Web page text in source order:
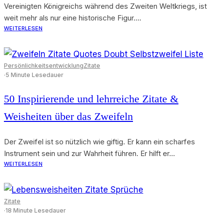
Vereinigten Königreichs während des Zweiten Weltkriegs, ist
weit mehr als nur eine historische Figur....
WEITERLESEN
PersönlichkeitsentwicklungZitate
·5 Minute Lesedauer
50 Inspirierende und lehrreiche Zitate &
Weisheiten über das Zweifeln
Der Zweifel ist so nützlich wie giftig. Er kann ein scharfes
Instrument sein und zur Wahrheit führen. Er hilft er...
WEITERLESEN
Zitate
·18 Minute Lesedauer